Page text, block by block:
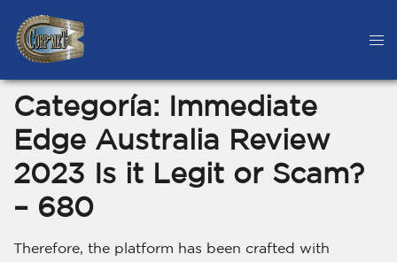
Categoría: Immediate
Edge Australia Review
2023 Is it Legit or Scam?
– 680
Therefore, the platform has been crafted with